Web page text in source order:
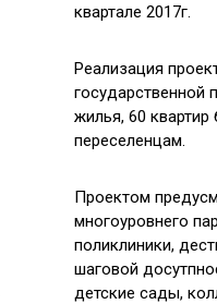
квартале 2017г.
Реализация
государственной
жилья, 60
переселенцам.
Проектом
многоуровнего
поликлиники,
шаговой
детские сады,